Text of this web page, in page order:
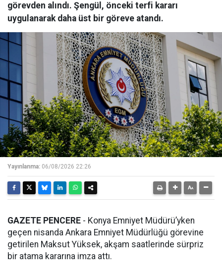
görevden alındı. Şengül, önceki terfi kararı
uygulanarak daha üst bir göreve atandı.
Yayınlanma: 06/08/2026 22:26
GAZETE PENCERE - Konya Emniyet Müdürü’yken
geçen nisanda Ankara Emniyet Müdürlüğü görevine
getirilen Maksut Yüksek, akşam saatlerinde sürpriz
bir atama kararına imza attı.